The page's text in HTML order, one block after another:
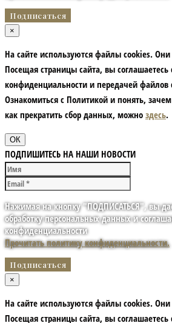
×
На сайте используются файлы cookies.
Посещая страницы сайта, вы соглашаетесь
конфиденциальности и передачей
Ознакомиться с Политикой и понять,
как прекратить сбор данных, можно здесь.
ОК
ПОДПИШИТЕСЬ НА НАШИ НОВОСТИ
Нажимая на кнопку "ПОДПИСАТЬСЯ", вы
обработку персональных данных и
конфиденциальности
Прочитать политику конфиденциальности.
×
На сайте используются файлы cookies.
Посещая страницы сайта, вы соглашаетесь